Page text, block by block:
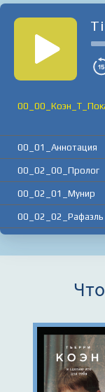
00_01_Аннотация
00_02_00_Пролог
00_02_01_Мунир
00_02_02_Рафаэль
01_01_03_Рафаэль
01_01_06_Мунир
01_01_07_Рафаэль